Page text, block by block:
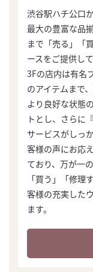
渋谷駅ハチ公口
最大の豊富な品
まで「売る」「
ースをご提供して
3Fの店内は有名
のアイテムまで
より良好な状態
トとし、さらに
サービスがしっ
客様の声にお応
ており、万が一
「買う」「修理
客様の充実した
ます。